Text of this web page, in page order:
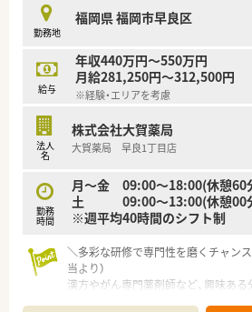
ションを通じ、店舗の垣根を越えた
■最先端の無人受取ロボットを導入し
クノロジーを活用した効率的な薬局
ます。
■フィットネスクラブや漢方専門店
す。
■子育てをしながら時短勤務制度を活
ある薬剤師業務を上手に両立させて
ます。
ブロック長などのリーダー職を任さ
す。
■ドラッグストア併設店での経験を
勤務地
福岡県 福岡市早良区
給与
年収440万円～550万円
月給281,250円～312,500円
※経験・エリアを考慮
法人
名
株式会社大賀薬局
大賀薬局 早良1丁目店
勤務
時間
月～金 09:00～18:00(休憩60
土 09:00～13:00(休憩00
※週平均40時間のシフト制
＼多彩な研修で専門性を磨くチャン
当より）
漢方やがん専門薬剤師など、興味あ